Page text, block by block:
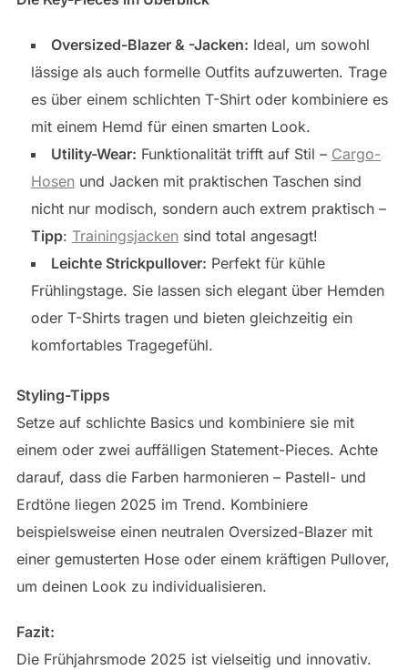
Oversized-Blazer & -Jacken: Ideal, um sowohl
lässige als auch formelle Outfits aufzuwerten. Trage
es über einem schlichten T-Shirt oder kombiniere es
mit einem Hemd für einen smarten Look.
Utility-Wear: Funktionalität trifft auf Stil – Cargo-
Hosenund Jacken mit praktischen Taschen sind
nicht nur modisch, sondern auch extrem praktisch –
Tipp: Trainingsjackensind total angesagt!
Leichte Strickpullover: Perfekt für kühle
Frühlingstage. Sie lassen sich elegant über Hemden
oder T-Shirts tragen und bieten gleichzeitig ein
komfortables Tragegefühl.
Styling-Tipps
Setze auf schlichte Basics und kombiniere sie mit
einem oder zwei auffälligen Statement-Pieces. Achte
darauf, dass die Farben harmonieren – Pastell- und
Erdtöne liegen 2025 im Trend. Kombiniere
beispielsweise einen neutralen Oversized-Blazer mit
einer gemusterten Hose oder einem kräftigen Pullover,
um deinen Look zu individualisieren.
Fazit:
Die Frühjahrsmode 2025 ist vielseitig und innovativ.